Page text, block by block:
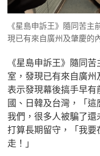
《星島申訴王》隨同苦
現已有來自廣州及肇慶的
《星島申訴王》隨同
室，發現已有來自廣
表示發現幕後搞手早
國、日韓及台灣，「
我們，很多人被騙了
打算長期留守，「我
走！」